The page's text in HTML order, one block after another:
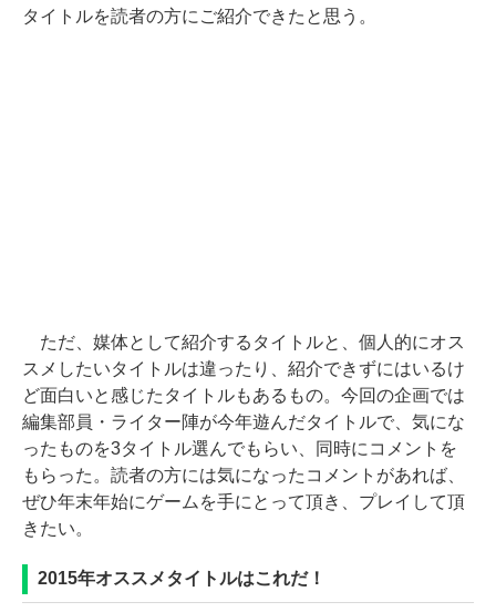
タイトルを読者の方にご紹介できたと思う。
ただ、媒体として紹介するタイトルと、個人的にオス
スメしたいタイトルは違ったり、紹介できずにはいるけ
ど面白いと感じたタイトルもあるもの。今回の企画では
編集部員・ライター陣が今年遊んだタイトルで、気にな
ったものを3タイトル選んでもらい、同時にコメントを
もらった。読者の方には気になったコメントがあれば、
ぜひ年末年始にゲームを手にとって頂き、プレイして頂
きたい。
2015年オススメタイトルはこれだ！